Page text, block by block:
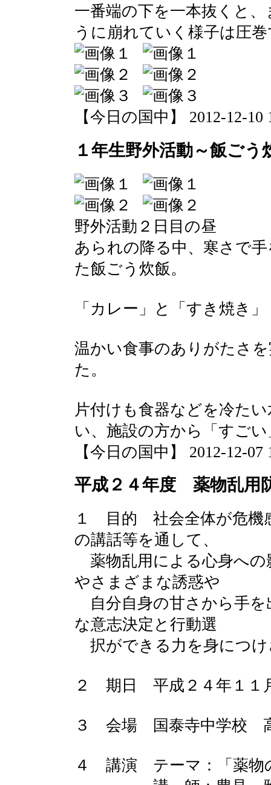
一番端の下を一本抜くと
うに崩れていく様子は圧
【今日の国中】 2012-12-10
１年生野外活動～飯ごう
野外活動２日目の昼
あられの降る中、寒さで
た飯ごう炊飯。
「カレー」と「すき焼き」
温かい食事のありがたさ
た。
片付けも食器などを冷た
い、施設の方から「す
【今日の国中】 2012-12-07
平成２４年度 薬物乱用
１ 目的 社会全体が危機
の講話等を通して、
薬物乱用による心身への
やさまざまな誘惑や
自分自身の甘さから手を
な意志決定と行動選
択ができる力を身につけ
２ 期日 平成２４年１１
３ 会場 国泰寺中学校
４ 講演 テーマ：「薬物